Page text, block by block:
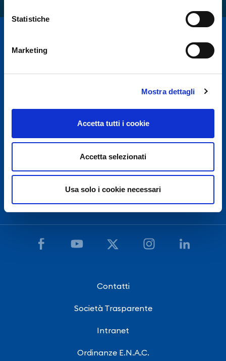
Statistiche
Marketing
Mostra dettagli
Accetta tutti i cookie
Accetta selezionati
Usa solo i cookie necessari
E.N.A.C.
(Ente Nazionale Aviazione Civile),
alle 03:30, salvo eccezionale ritardo voli.
Hai bisogno di assistenza?
Contatti
Società Trasparente
Intranet
Ordinanze E.N.A.C.